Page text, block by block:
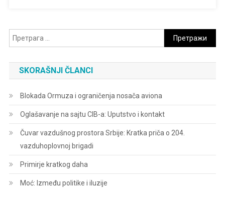
Претрага
за:
SKORAŠNJI ČLANCI
Blokada Ormuza i ograničenja nosača aviona
Oglašavanje na sajtu CIB-a: Uputstvo i kontakt
Čuvar vazdušnog prostora Srbije: Kratka priča o 204.
vazduhoplovnoj brigadi
Primirje kratkog daha
Moć: Između politike i iluzije